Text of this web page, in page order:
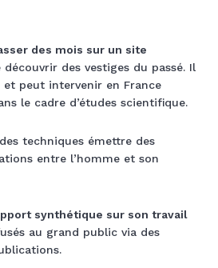
des mois sur un site
découvrir des vestiges du passé. Il
peut intervenir en France
le cadre d’études scientifique.
techniques émettre des
entre l’homme et son
synthétique sur son travail
au grand public via des